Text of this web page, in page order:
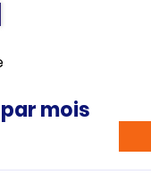
de Vacances
par mois